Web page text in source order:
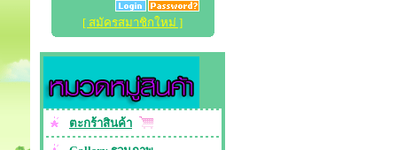
[ สมัครสมาชิกใหม่ ]
ตะกร้าสินค้า